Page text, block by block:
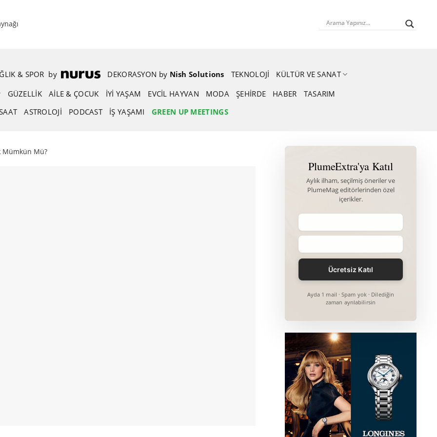
& SPOR by DEKORASYON by Nish Solutions TEKNOLOJI
KÜLTÜR VE SANAT
GÜZELLIK AİLE & ÇOCUK İYİ YAŞAM EVCIL HAYVAN MODA ŞEHIRDE HABER
TASARIM
ASTROLOJI PODCAST İŞ YAŞAMI GREEN UP MEETINGS
Mümkün Mü?
PlumeExtra'ya Katıl
Aylık ilham, seçilmiş öneriler ve
PlumeMag editörlerinden özel
içerikler.
Ayda 1 mail · Spam yok · Dilediğin
zaman ayrılabilirsin